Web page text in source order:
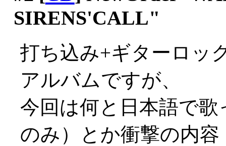
SIRENS'CALL"
打ち込み+ギターロッ
アルバムですが、
今回は何と日本語で
のみ）とか衝撃の内容